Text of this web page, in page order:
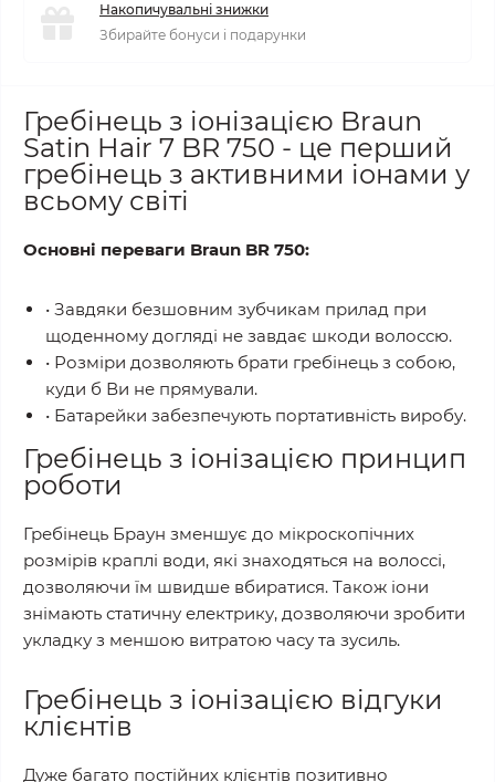
Накопичувальні знижки
Збирайте бонуси і подарунки
Гребінець з іонізацією Braun
Satin Hair 7 BR 750 - це перший
гребінець з активними іонами у
всьому світі
Основні переваги Braun BR 750:
• Завдяки безшовним зубчикам прилад при
щоденному догляді не завдає шкоди волоссю.
• Розміри дозволяють брати гребінець з собою,
куди б Ви не прямували.
• Батарейки забезпечують портативність виробу.
Гребінець з іонізацією принцип
роботи
Гребінець Браун зменшує до мікроскопічних
розмірів краплі води, які знаходяться на волоссі,
дозволяючи їм швидше вбиратися. Також іони
знімають статичну електрику, дозволяючи зробити
укладку з меншою витратою часу та зусиль.
Гребінець з іонізацією відгуки
клієнтів
Дуже багато постійних клієнтів позитивно